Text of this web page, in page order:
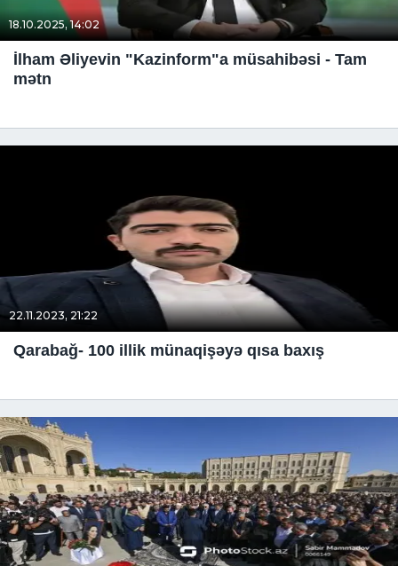
18.10.2025, 14:02
İlham Əliyevin "Kazinform"a müsahibəsi - Tam
mətn
22.11.2023, 21:22
Qarabağ- 100 illik münaqişəyə qısa baxış